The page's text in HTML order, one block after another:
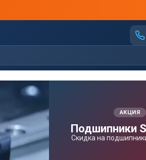
АКЦИЯ
Подшипники
Скидка на